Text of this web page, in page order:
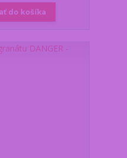
do košíka